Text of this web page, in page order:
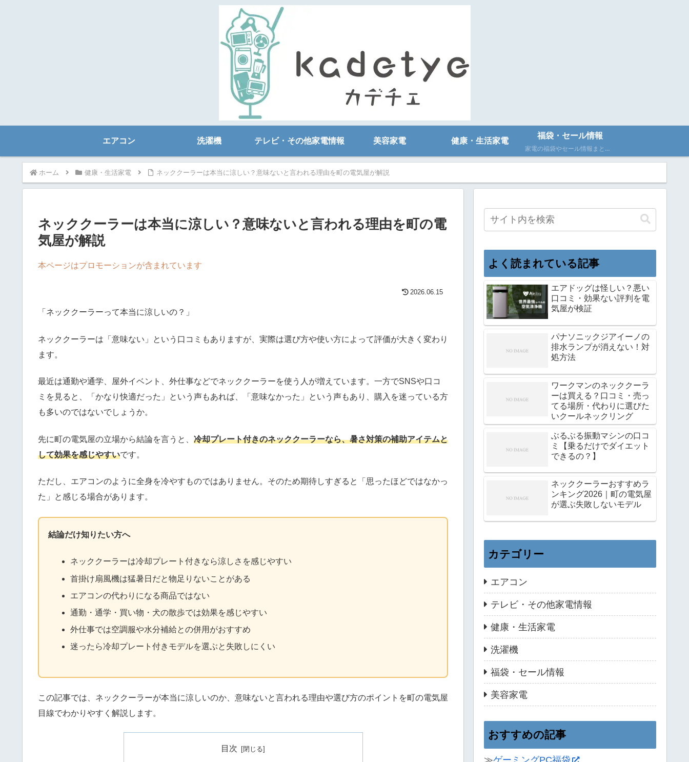
エアコン 洗濯機 テレビ・その他家電情報 美容家電 健康・生活家電
福袋・セール情報
家電の福袋やセール情報まとめ！家電量販店の福袋時期や各メーカーのセール時期の情報を調査し掲載中！
ホーム 健康・生活家電 ネッククーラーは本当に涼しい？意味ないと言われる理由を町の電気屋が解説
ネッククーラーは本当に涼しい？意味ないと言われる理由を町の電
気屋が解説
本ページはプロモーションが含まれています
2026.06.15
「ネッククーラーって本当に涼しいの？」
ネッククーラーは「意味ない」という口コミもありますが、実際は選び方や使い方によって評価が大きく変わり
ます。
最近は通勤や通学、屋外イベント、外仕事などでネッククーラーを使う人が増えています。一方でSNSや口コ
ミを見ると、「かなり快適だった」という声もあれば、「意味なかった」という声もあり、購入を迷っている方
も多いのではないでしょうか。
先に町の電気屋の立場から結論を言うと、 冷却プレート付きのネッククーラーなら、暑さ対策の補助アイテムと
して効果を感じやすいです。
ただし、エアコンのように全身を冷やすものではありません。そのため期待しすぎると「思ったほどではなかっ
た」と感じる場合があります。
結論だけ知りたい方へ
ネッククーラーは冷却プレート付きなら涼しさを感じやすい
首掛け扇風機は猛暑日だと物足りないことがある
エアコンの代わりになる商品ではない
通勤・通学・買い物・犬の散歩では効果を感じやすい
外仕事では空調服や水分補給との併用がおすすめ
迷ったら冷却プレート付きモデルを選ぶと失敗しにくい
この記事では、ネッククーラーが本当に涼しいのか、意味ないと言われる理由や選び方のポイントを町の電気屋
目線でわかりやすく解説します。
目次
よく読まれている記事
エアドッグは怪しい？悪い
口コミ・効果ない評判を電
気屋が検証
パナソニックジアイーノの
排水ランプが消えない！対
処方法
ワークマンのネッククーラ
ーは買える？口コミ・売っ
てる場所・代わりに選びた
いクールネックリング
ぶるぶる振動マシンの口コ
ミ【乗るだけでダイエット
できるの？】
ネッククーラーおすすめラ
ンキング2026｜町の電気屋
が選ぶ失敗しないモデル
カテゴリー
エアコン
テレビ・その他家電情報
健康・生活家電
洗濯機
福袋・セール情報
美容家電
おすすめの記事